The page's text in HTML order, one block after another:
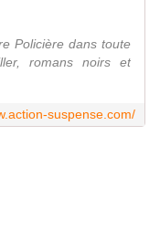
Policière dans toute
romans noirs et
suspense.com/